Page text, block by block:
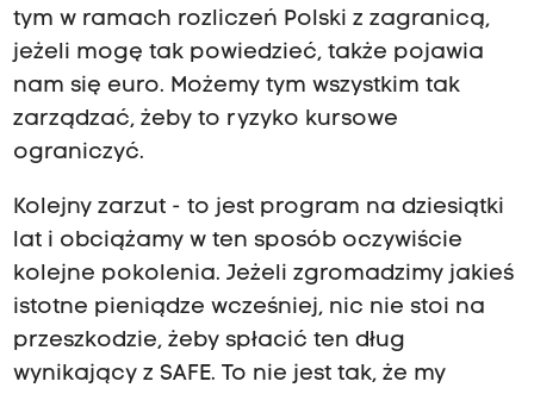
tym w ramach rozliczeń Polski z zagranicą,
jeżeli mogę tak powiedzieć, także pojawia
nam się euro. Możemy tym wszystkim tak
zarządzać, żeby to ryzyko kursowe
ograniczyć.
Kolejny zarzut - to jest program na dziesiątki
lat i obciążamy w ten sposób oczywiście
kolejne pokolenia. Jeżeli zgromadzimy jakieś
istotne pieniądze wcześniej, nic nie stoi na
przeszkodzie, żeby spłacić ten dług
wynikający z SAFE. To nie jest tak, że my